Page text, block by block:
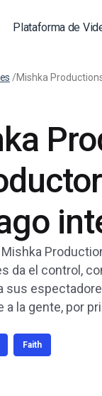
Plataforma de
Vivo
(OVP)
Over-the-
Video
Línea
Video
Clases de
Iglesias y
Player
SDK
Press EN
Estudios
Base de
FAQ EN
/Mishka
Mishka
da el control,
sus
a la gente, por
Faith